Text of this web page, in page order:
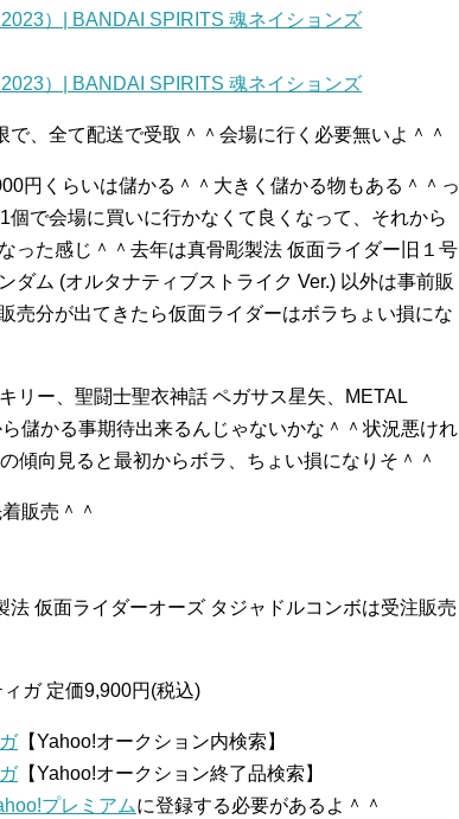
）| BANDAI SPIRITS 魂ネイションズ
）| BANDAI SPIRITS 魂ネイションズ
、全て配送で受取＾＾会場に行く必要無いよ＾＾
円くらいは儲かる＾＾大きく儲かる物もある＾＾っ
で会場に買いに行かなくて良くなって、それから
った感じ＾＾去年は真骨彫製法 仮面ライダー旧１号
ダム (オルタナティブストライク Ver.) 以外は事前販
売分が出てきたら仮面ライダーはボラちょい損にな
リー、聖闘士聖衣神話 ペガサス星矢、METAL
儲かる事期待出来るんじゃないかな＾＾状況悪けれ
傾向見ると最初からボラ、ちょい損になりそ＾＾
販売＾＾
仮面ライダーオーズ タジャドルコンボは受注販売
ガ 定価9,900円(税込)
【Yahoo!オークション内検索】
【Yahoo!オークション終了品検索】
プレミアムに登録する必要があるよ＾＾